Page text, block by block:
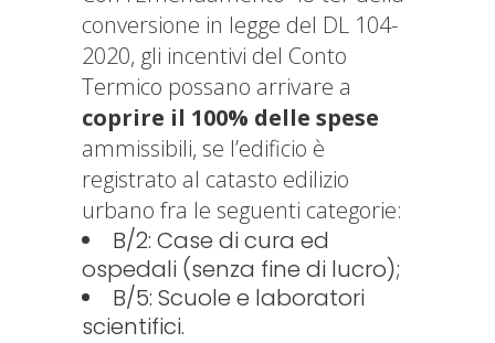
conversione in legge del DL 104-
2020, gli incentivi del Conto
Termico possano arrivare a
coprire il 100% delle spese
ammissibili, se l’edificio è
registrato al catasto edilizio
urbano fra le seguenti categorie:
B/2: Case di cura ed
ospedali (senza fine di lucro);
B/5: Scuole e laboratori
scientifici.